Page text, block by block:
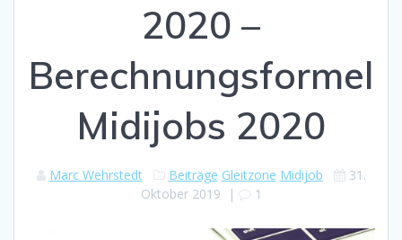
2020 –
Berechnungsformel
Midijobs 2020
Marc Wehrstedt Beiträge Gleitzone Midijob
31.
Oktober 2019 | 1